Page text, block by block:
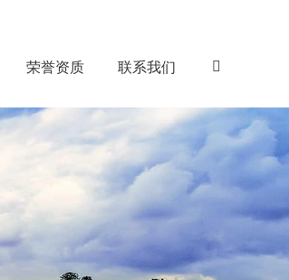
荣誉资质 联系我们